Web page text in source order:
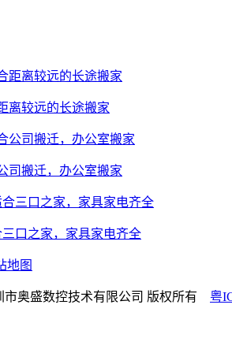
离较远的长途搬家
司搬迁，办公室搬家
口之家，家具家电齐全
地图
市奥盛数控技术有限公司 版权所有 粤